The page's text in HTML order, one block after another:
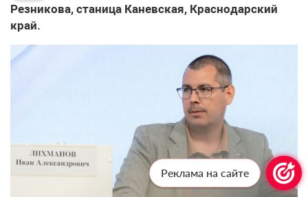
Резникова, станица Каневская, Краснодарский
край.
Реклама на сайте